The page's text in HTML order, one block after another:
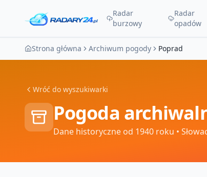
Radar
burzowy
Radar
opadów
Strona główna Archiwum pogody Poprad
Wróć do wyszukiwarki
Pogoda
Dane historyczne od 1940 roku •